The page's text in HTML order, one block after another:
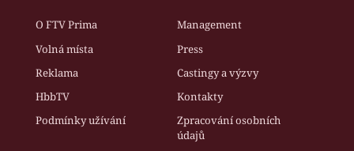
O FTV Prima
Management
Volná místa
Press
Reklama
Castingy a výzvy
HbbTV
Kontakty
Podmínky užívání
Zpracování osobních
údajů